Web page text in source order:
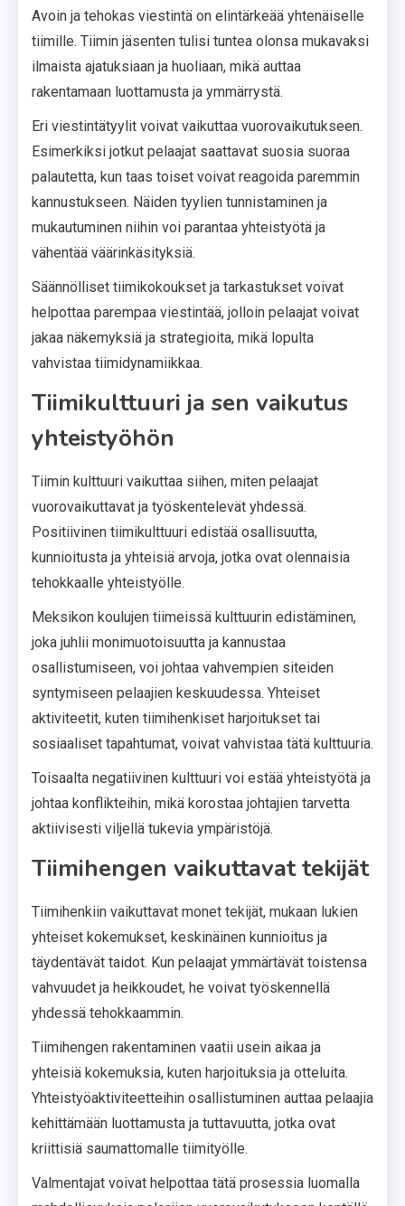
Avoin ja tehokas viestintä on elintärkeää yhtenäiselle
tiimille. Tiimin jäsenten tulisi tuntea olonsa mukavaksi
ilmaista ajatuksiaan ja huoliaan, mikä auttaa
rakentamaan luottamusta ja ymmärrystä.
Eri viestintätyylit voivat vaikuttaa vuorovaikutukseen.
Esimerkiksi jotkut pelaajat saattavat suosia suoraa
palautetta, kun taas toiset voivat reagoida paremmin
kannustukseen. Näiden tyylien tunnistaminen ja
mukautuminen niihin voi parantaa yhteistyötä ja
vähentää väärinkäsityksiä.
Säännölliset tiimikokoukset ja tarkastukset voivat
helpottaa parempaa viestintää, jolloin pelaajat voivat
jakaa näkemyksiä ja strategioita, mikä lopulta
vahvistaa tiimidynamiikkaa.
Tiimikulttuuri ja sen vaikutus
yhteistyöhön
Tiimin kulttuuri vaikuttaa siihen, miten pelaajat
vuorovaikuttavat ja työskentelevät yhdessä.
Positiivinen tiimikulttuuri edistää osallisuutta,
kunnioitusta ja yhteisiä arvoja, jotka ovat olennaisia
tehokkaalle yhteistyölle.
Meksikon koulujen tiimeissä kulttuurin edistäminen,
joka juhlii monimuotoisuutta ja kannustaa
osallistumiseen, voi johtaa vahvempien siteiden
syntymiseen pelaajien keskuudessa. Yhteiset
aktiviteetit, kuten tiimihenkiset harjoitukset tai
sosiaaliset tapahtumat, voivat vahvistaa tätä kulttuuria.
Toisaalta negatiivinen kulttuuri voi estää yhteistyötä ja
johtaa konflikteihin, mikä korostaa johtajien tarvetta
aktiivisesti viljellä tukevia ympäristöjä.
Tiimihengen vaikuttavat tekijät
Tiimihenkiin vaikuttavat monet tekijät, mukaan lukien
yhteiset kokemukset, keskinäinen kunnioitus ja
täydentävät taidot. Kun pelaajat ymmärtävät toistensa
vahvuudet ja heikkoudet, he voivat työskennellä
yhdessä tehokkaammin.
Tiimihengen rakentaminen vaatii usein aikaa ja
yhteisiä kokemuksia, kuten harjoituksia ja otteluita.
Yhteistyöaktiviteetteihin osallistuminen auttaa pelaajia
kehittämään luottamusta ja tuttavuutta, jotka ovat
kriittisiä saumattomalle tiimityölle.
Valmentajat voivat helpottaa tätä prosessia luomalla